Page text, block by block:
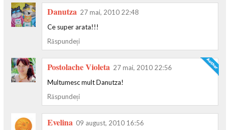
Danutza 27 mai, 2010 22:48
Ce super arata!!!
Răspundeți
Postolache Violeta 27 mai, 2010 22:56
Multumesc mult Danutza!
Răspundeți
Evelina 09 august, 2010 16:56